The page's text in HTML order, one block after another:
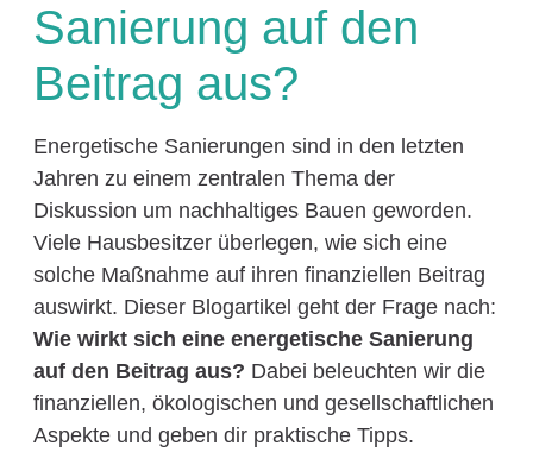
Sanierung auf den
Beitrag aus?
Energetische Sanierungen sind in den letzten
Jahren zu einem zentralen Thema der
Diskussion um nachhaltiges Bauen geworden.
Viele Hausbesitzer überlegen, wie sich eine
solche Maßnahme auf ihren finanziellen Beitrag
auswirkt. Dieser Blogartikel geht der Frage nach:
Wie wirkt sich eine energetische Sanierung
auf den Beitrag aus? Dabei beleuchten wir die
finanziellen, ökologischen und gesellschaftlichen
Aspekte und geben dir praktische Tipps.